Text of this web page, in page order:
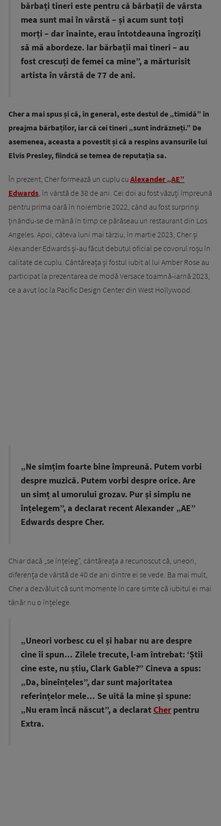
bărbați tineri este pentru că bărbații de vârsta
mea sunt mai în vârstă – și acum sunt toți
morți – dar înainte, erau întotdeauna îngroziți
să mă abordeze. Iar bărbații mai tineri – au
fost crescuți de femei ca mine”, a mărturisit
artista în vârstă de 77 de ani.
Cher a mai spus și că, în general, este destul de „timidă” în
preajma bărbaților, iar că cei tineri „sunt îndrăzneți.” De
asemenea, aceasta a povestit și că a respins avansurile lui
Elvis Presley, fiindcă se temea de reputația sa.
În prezent, Cher formează un cuplu cu Alexander „AE”
Edwards, în vârstă de 38 de ani. Cei doi au fost văzuți împreună
pentru prima oară în noiembrie 2022, când au fost surprinși
ținându-se de mână în timp ce părăseau un restaurant din Los
Angeles. Apoi, câteva luni mai târziu, în martie 2023, Cher și
Alexander Edwards și-au făcut debutul oficial pe covorul roșu în
calitate de cuplu. Cântăreața și fostul iubit al lui Amber Rose au
participat la prezentarea de modă Versace toamnă-iarnă 2023,
ce a avut loc la Pacific Design Center din West Hollywood.
„Ne simțim foarte bine împreună. Putem vorbi
despre muzică. Putem vorbi despre orice. Are
un simț al umorului grozav. Pur și simplu ne
înțelegem”, a declarat recent Alexander „AE”
Edwards despre Cher.
Chiar dacă „se înțeleg”, cântăreața a recunoscut că, uneori,
diferența de vârstă de 40 de ani dintre ei se vede. Ba mai mult,
Cher a dezvăluit că sunt momente în care simte că iubitul ei mai
tânăr nu o înțelege.
„Uneori vorbesc cu el și habar nu are despre
cine îi spun… Zilele trecute, l-am întrebat: ‘Știi
cine este, nu știu, Clark Gable?” Cineva a spus:
„Da, bineînțeles”, dar sunt majoritatea
referințelor mele… Se uită la mine și spune:
„Nu eram încă născut”, a declarat Cher pentru
Extra.